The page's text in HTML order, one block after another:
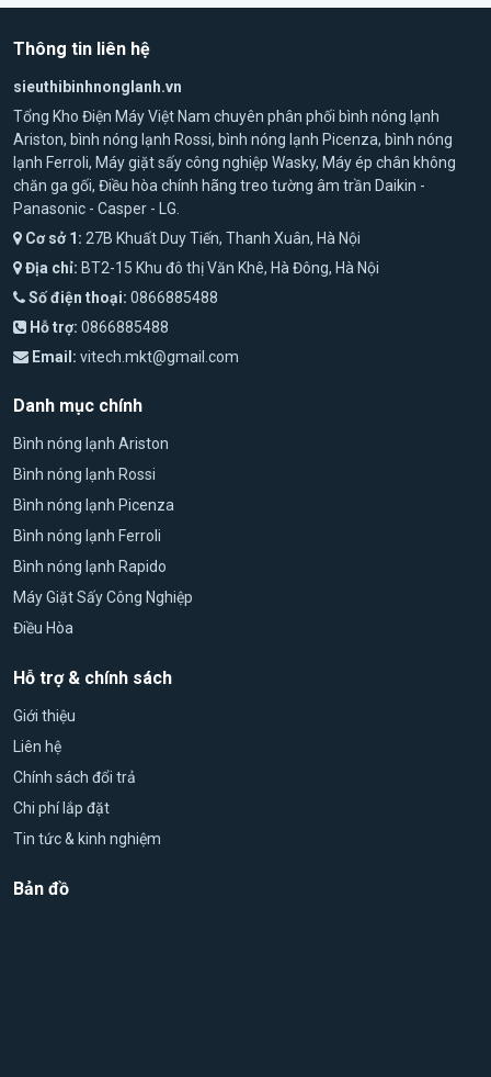
Thông tin liên hệ
sieuthibinhnonglanh.vn
Tổng Kho Điện Máy Việt Nam chuyên phân phối bình nóng lạnh
Ariston, bình nóng lạnh Rossi, bình nóng lạnh Picenza, bình nóng
lạnh Ferroli, Máy giặt sấy công nghiệp Wasky, Máy ép chân không
chăn ga gối, Điều hòa chính hãng treo tường âm trần Daikin -
Panasonic - Casper - LG.
Cơ sở 1: 27B Khuất Duy Tiến, Thanh Xuân, Hà Nội
Địa chỉ: BT2-15 Khu đô thị Văn Khê, Hà Đông, Hà Nội
Số điện thoại: 0866885488
Hỗ trợ: 0866885488
Email: vitech.mkt@gmail.com
Danh mục chính
Bình nóng lạnh Ariston
Bình nóng lạnh Rossi
Bình nóng lạnh Picenza
Bình nóng lạnh Ferroli
Bình nóng lạnh Rapido
Máy Giặt Sấy Công Nghiệp
Điều Hòa
Hỗ trợ & chính sách
Giới thiệu
Liên hệ
Chính sách đổi trả
Chi phí lắp đặt
Tin tức & kinh nghiệm
Bản đồ